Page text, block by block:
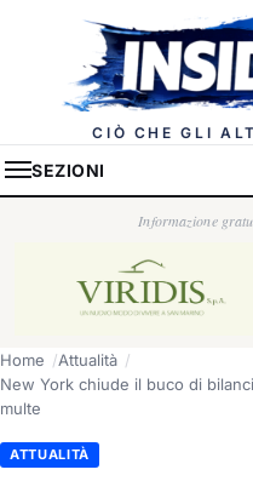
CIÒ CHE GLI
SEZIONI
Informazione
Home
Attualità
New York chiude il buco di
multe
ATTUALITÀ